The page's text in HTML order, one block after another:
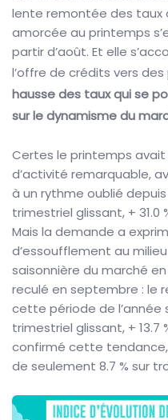
lente remontée des taux
amorcée au printemps
partir d’août. Et elle
l’offre de crédits vers
hausse des taux qui se
sur le dynamisme du
Certes le printemps
d’activité remarquable,
à un rythme oublié
trimestriel glissant, + 31.0
Mais la demande a
d’essoufflement au
saisonnière du marché
reculé en septembre : le
cette période de l’année
trimestriel glissant, + 13.7
confirmé cette
de seulement 8.7 % sur